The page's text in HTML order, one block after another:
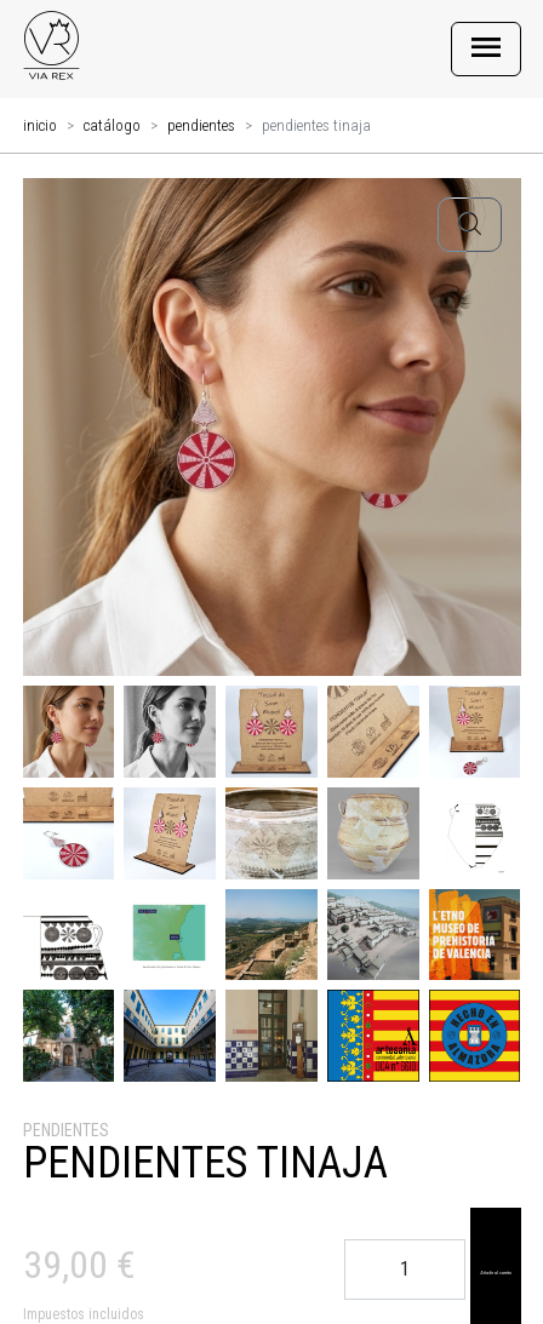
inicio catálogo pendientes pendientes tinaja
PENDIENTES
PENDIENTES TINAJA
39,00 €
Impuestos incluidos
cantidad
Añadir al carrito